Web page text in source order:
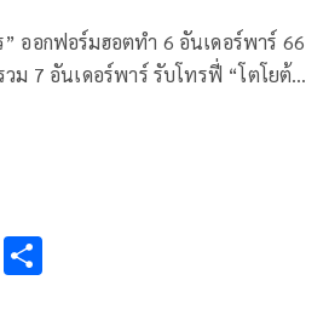
ออกฟอร์มฮอตทำ 6 อันเดอร์พาร์ 66
ม 7 อันเดอร์พาร์ รับโทรฟี่ “โตโยต้า
Li